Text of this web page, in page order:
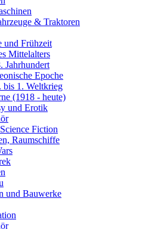
& Traktoren
und Frühzeit
Mittelalters
Jahrhundert
Epoche
bis 1. Weltkrieg
(1918 - heute)
und Erotik
Fiction
Raumschiffe
und Bauwerke